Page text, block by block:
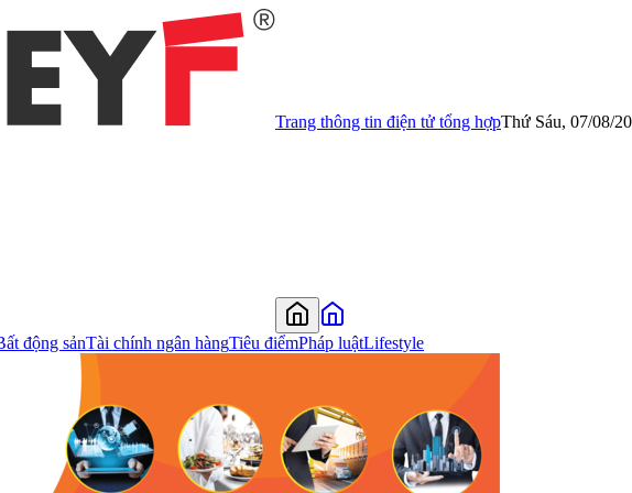
Trang thông tin điện tử tổng hợpThứ Sáu, 07/08/
động sảnTài chính ngân hàngTiêu điểmPháp luậtLifestyle